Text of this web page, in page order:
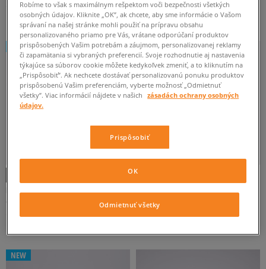
170 €
190 €
169 €
190 €-najnižšia cena
NEW
190 €
pánske
120 €
96 €
NEW
Robíme to však s maximálnym rešpektom voči bezpečnosti všetkých
osobných údajov. Kliknite „OK”, ak chcete, aby sme informácie o Vašom
správaní na našej stránke mohli použiť na prípravu obsahu
personalizovaného priamo pre Vás, vrátane odporúčaní produktov
prispôsobených Vašim potrebám a záujmom, personalizovanej reklamy
či zapamätania si vybraných preferencií. Svoje rozhodnutie aj nastavenia
týkajúce sa súborov cookie môžete kedykoľvek zmeniť, a to kliknutím na
„Prispôsobiť”. Ak nechcete dostávať personalizovanú ponuku produktov
prispôsobenú Vašim preferenciám, vyberte možnosť „Odmietnuť
všetky”. Viac informácií nájdete v našich
zásadách ochrany osobných
údajov.
Prispôsobiť
Odmietnuť všetky
OK